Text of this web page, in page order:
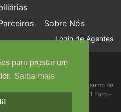
para prestar um
Saiba mais
Sobre Nós
Login de Agentes
de Conflitos de Consumo do
Estrada da Penha, 8005-131 Faro -
cimaal@mail.telepac.pt